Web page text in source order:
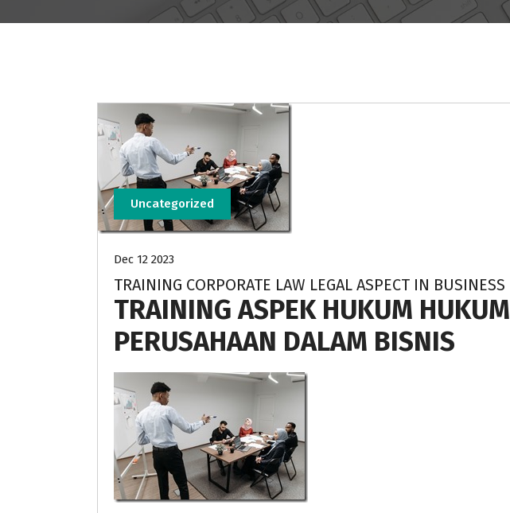
Uncategorized
Dec 12 2023
TRAINING CORPORATE LAW LEGAL ASPECT IN BUSINESS
TRAINING ASPEK HUKUM HUKUM
PERUSAHAAN DALAM BISNIS